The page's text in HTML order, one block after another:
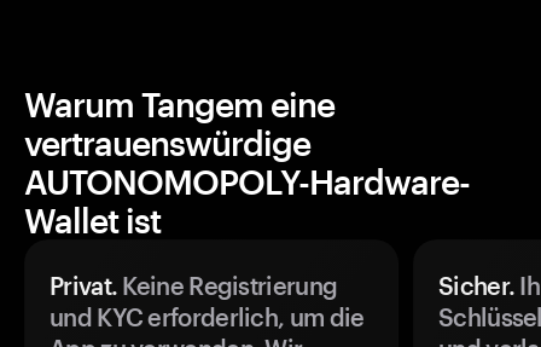
Warum Tangem eine
vertrauenswürdige
AUTONOMOPOLY-Hardware-
Wallet ist
Privat. Keine Registrierung
und KYC erforderlich, um die
Sicher.